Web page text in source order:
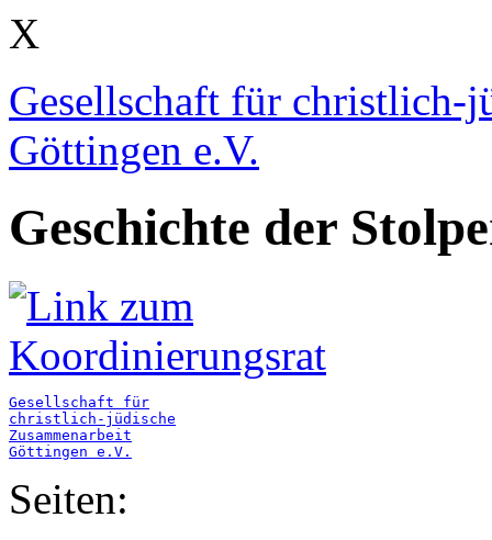
X
Gesellschaft für christlich-
Göttingen e.V.
Geschichte der
Gesellschaft für
christlich-jüdische
Zusammenarbeit
Seiten: